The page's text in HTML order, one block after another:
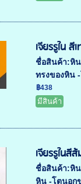
เจียรรูใน
ชื่อสินค้า:หิน
ทรงของหิน
฿438
มีสินค้า
เจียรรูในสี
ชื่อสินค้า:หิน
หิน -โตนอก